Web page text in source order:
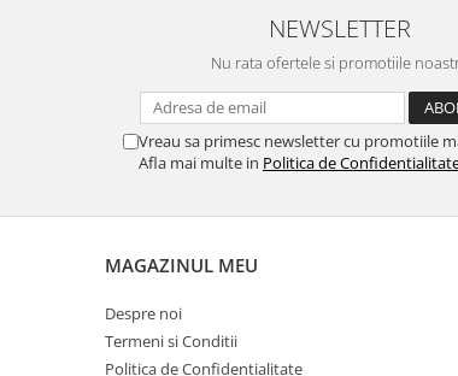
NEWSLETTER
Nu rata ofertele si promotiile
Vreau sa primesc newsletter cu promotiile
Afla mai multe in Politica de
MAGAZINUL MEU
Despre noi
Termeni si Conditii
Politica de Confidentialitate